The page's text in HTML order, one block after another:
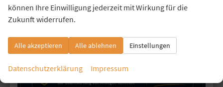
CO2-Klasse: D
CO2-Emissionen:
können Ihre Einwilligung jederzeit mit Wirkung für die
Zukunft widerrufen.
Alle akzeptieren Alle ablehnen Einstellungen
Datenschutzerklärung Impressum